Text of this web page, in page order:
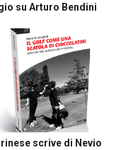
su Arturo Bendini
scrive di Nevio